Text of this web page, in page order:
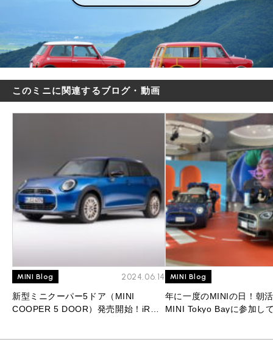
このミニに関連するブログ・動画
MINI Blog 2024.06.14
新型ミニクーパー5ドア（MINI
COOPER 5 DOOR）発売開始！iR人
MINI Blog
年に一度のMINIの日！朝
MINI Tokyo Bayに参加し